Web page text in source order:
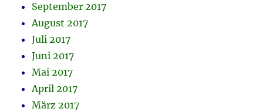
September 2017
August 2017
Juli 2017
Juni 2017
Mai 2017
April 2017
März 2017